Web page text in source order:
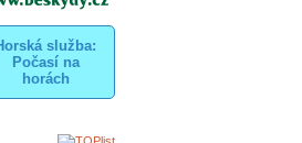
služba:
Počasí na
horách